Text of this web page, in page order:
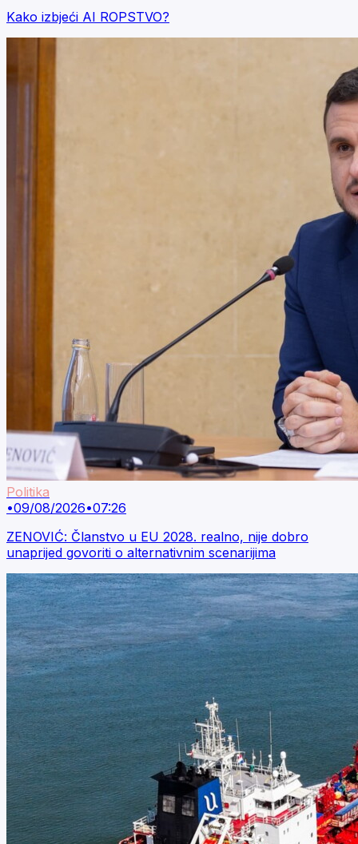
Kako izbjeći AI ROPSTVO?
Politika
•09/08/2026•07:26
ZENOVIĆ: Članstvo u EU 2028. realno, nije dobro
unaprijed govoriti o alternativnim scenarijima